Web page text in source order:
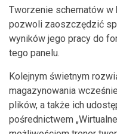
Tworzenie schematów
pozwoli zaoszczędzić
wyników jego pracy do
tego panelu.
Kolejnym świetnym
magazynowania
plików, a także ich
pośrednictwem